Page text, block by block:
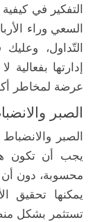
التفكير في كيفية
السعي وراء
التّداول،
إدارتها
عرضة لمخاطر
الصبر
الصبر
يجب أن تكون
محسوبة، دون أن
يمكنها تحقيق
تستثمر بشكل